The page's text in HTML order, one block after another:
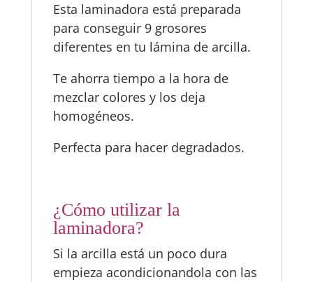
Esta laminadora está preparada
para conseguir 9 grosores
diferentes en tu lámina de arcilla.
Te ahorra tiempo a la hora de
mezclar colores y los deja
homogéneos.
Perfecta para hacer degradados.
¿Cómo utilizar la
laminadora?
Si la arcilla está un poco dura
empieza acondicionandola con las